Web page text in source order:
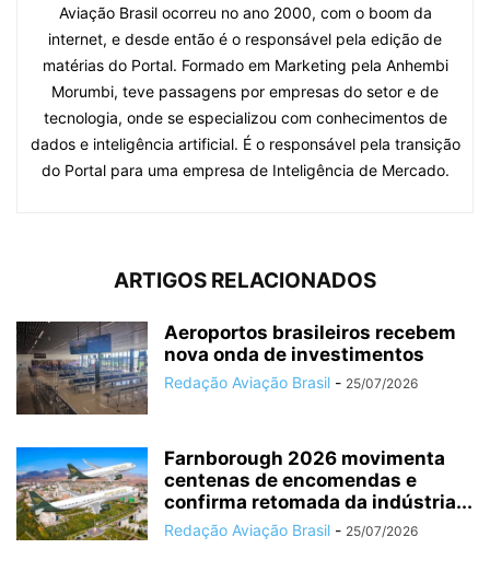
Aviação Brasil ocorreu no ano 2000, com o boom da
internet, e desde então é o responsável pela edição de
matérias do Portal. Formado em Marketing pela Anhembi
Morumbi, teve passagens por empresas do setor e de
tecnologia, onde se especializou com conhecimentos de
dados e inteligência artificial. É o responsável pela transição
do Portal para uma empresa de Inteligência de Mercado.
ARTIGOS RELACIONADOS
Aeroportos brasileiros recebem
nova onda de investimentos
Redação Aviação Brasil - 25/07/2026
Farnborough 2026 movimenta
centenas de encomendas e
confirma retomada da indústria...
Redação Aviação Brasil - 25/07/2026